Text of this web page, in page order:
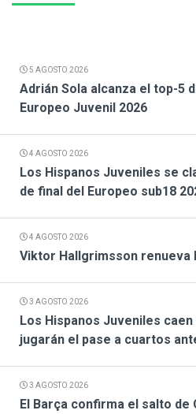
5 AGOSTO 2026
Adrián Sola alcanza el top-5
Europeo Juvenil 2026
4 AGOSTO 2026
Los Hispanos Juveniles se
de final del Europeo sub18
4 AGOSTO 2026
Viktor Hallgrimsson renueva
3 AGOSTO 2026
Los Hispanos Juveniles
jugarán el pase a cuartos
3 AGOSTO 2026
El Barça confirma el salto de